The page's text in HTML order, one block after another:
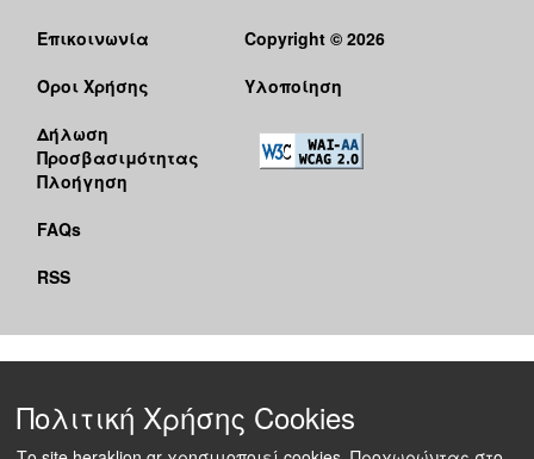
Επικοινωνία
Όροι Χρήσης
Δήλωση
Προσβασιμότητας
Πλοήγηση
FAQs
RSS
Copyright © 2026
Υλοποίηση
Πολιτική Χρήσης Cookies